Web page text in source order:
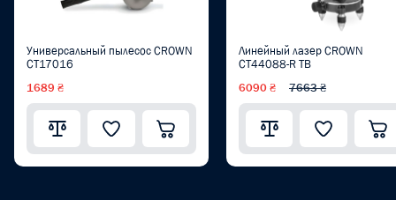
Универсальный пылесос CROWN
CT17016
1689 ₴
Линейный лазер CROWN
CT44088-R TB
6090 ₴ 7663 ₴